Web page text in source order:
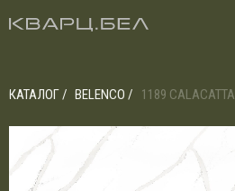
КАТАЛОГ / BELENCO / 1189